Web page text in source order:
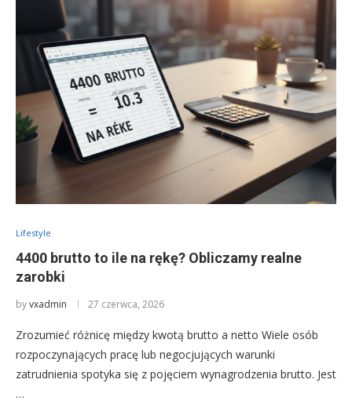
Lifestyle
4400 brutto to ile na rękę? Obliczamy realne
zarobki
byvxadmin 27 czerwca, 2026
Zrozumieć różnicę między kwotą brutto a netto Wiele osób
rozpoczynających pracę lub negocjujących warunki
zatrudnienia spotyka się z pojęciem wynagrodzenia brutto. Jest
…